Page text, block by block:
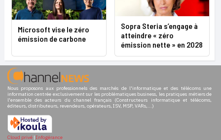
Microsoft vise le zéro
émission de carbone
Sopra Steria s’engage à
atteindre « zéro
émission nette » en 2028
Nous proposons aux professionnels des marchés de l'informatique et des télécoms une
information centrée exclusivement sur les problématiques business, les pratiques métiers de
l'ensemble des acteurs du channel français (Constructeurs informatique et télécoms,
éditeurs, distributeurs, revendeurs, opérateurs, ISV, MSP, VARs,...)
Cloud privé | Infogérance